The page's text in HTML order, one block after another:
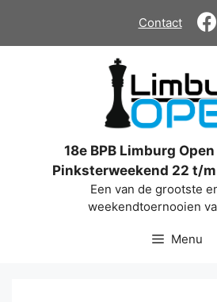
de
Contact
18e BPB Limburg
Pinksterweekend 22 t/
Een van de grootste
weekendtoernooien
Menu